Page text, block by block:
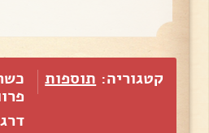
קטגוריה: תוספות